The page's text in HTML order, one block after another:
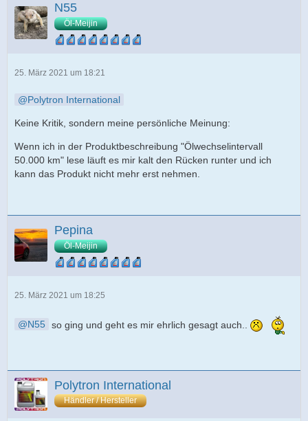
N55
Öl-Meijin
25. März 2021 um 18:21
Polytron International
Keine Kritik, sondern meine persönliche Meinung:
Wenn ich in der Produktbeschreibung "Ölwechselintervall
50.000 km" lese läuft es mir kalt den Rücken runter und ich
kann das Produkt nicht mehr erst nehmen.
Pepina
Öl-Meijin
25. März 2021 um 18:25
N55 so ging und geht es mir ehrlich gesagt auch..
Polytron International
Händler / Hersteller